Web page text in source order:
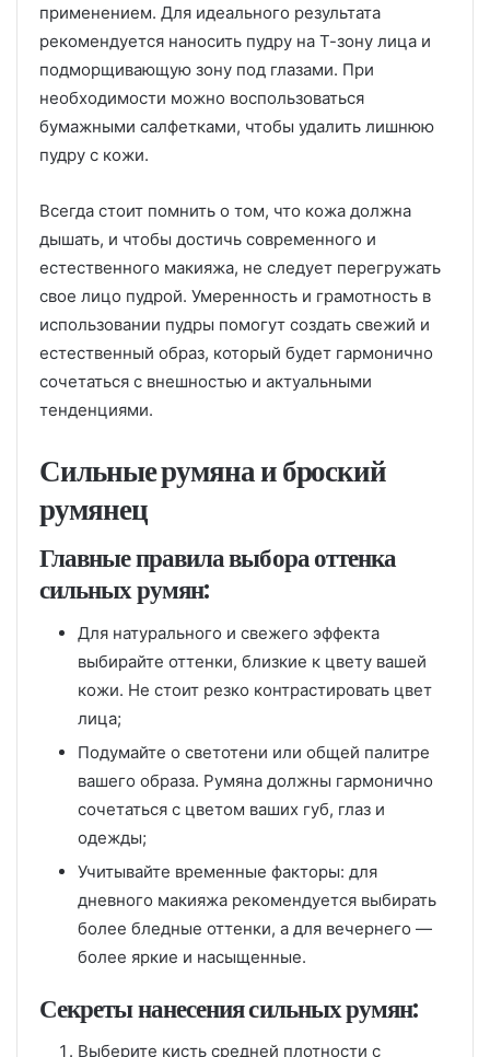
применением. Для идеального результата
рекомендуется наносить пудру на Т-зону лица и
подморщивающую зону под глазами. При
необходимости можно воспользоваться
бумажными салфетками, чтобы удалить лишнюю
пудру с кожи.
Всегда стоит помнить о том, что кожа должна
дышать, и чтобы достичь современного и
естественного макияжа, не следует перегружать
свое лицо пудрой. Умеренность и грамотность в
использовании пудры помогут создать свежий и
естественный образ, который будет гармонично
сочетаться с внешностью и актуальными
тенденциями.
Сильные румяна и броский
румянец
Главные правила выбора оттенка
сильных румян:
Для натурального и свежего эффекта
выбирайте оттенки, близкие к цвету вашей
кожи. Не стоит резко контрастировать цвет
лица;
Подумайте о светотени или общей палитре
вашего образа. Румяна должны гармонично
сочетаться с цветом ваших губ, глаз и
одежды;
Учитывайте временные факторы: для
дневного макияжа рекомендуется выбирать
более бледные оттенки, а для вечернего —
более яркие и насыщенные.
Секреты нанесения сильных румян:
Выберите кисть средней плотности с